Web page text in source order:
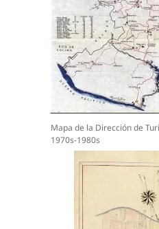
Mapa de la Dirección de
1970s-1980s